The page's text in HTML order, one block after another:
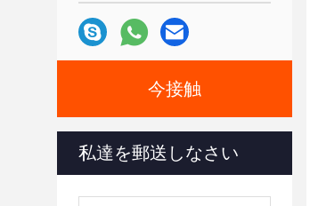
今接触
私達を郵送しなさい